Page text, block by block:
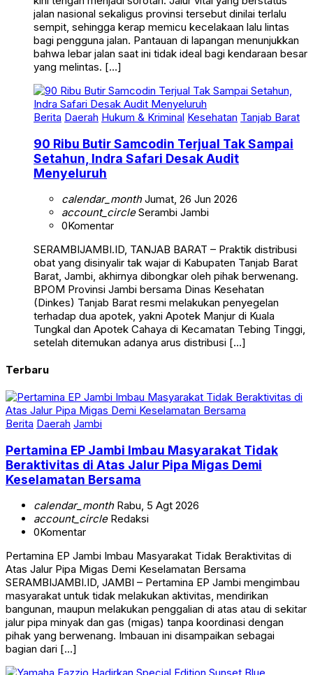
jalan nasional sekaligus provinsi tersebut dinilai terlalu
sempit, sehingga kerap memicu kecelakaan lalu lintas
bagi pengguna jalan. Pantauan di lapangan menunjukkan
bahwa lebar jalan saat ini tidak ideal bagi kendaraan besar
yang melintas. […]
Berita Daerah Hukum & Kriminal Kesehatan Tanjab Barat
90 Ribu Butir Samcodin Terjual Tak Sampai
Setahun, Indra Safari Desak Audit
Menyeluruh
calendar_monthJumat, 26 Jun 2026
account_circleSerambi Jambi
0Komentar
SERAMBIJAMBI.ID, TANJAB BARAT – Praktik distribusi
obat yang disinyalir tak wajar di Kabupaten Tanjab Barat
Barat, Jambi, akhirnya dibongkar oleh pihak berwenang.
BPOM Provinsi Jambi bersama Dinas Kesehatan
(Dinkes) Tanjab Barat resmi melakukan penyegelan
terhadap dua apotek, yakni Apotek Manjur di Kuala
Tungkal dan Apotek Cahaya di Kecamatan Tebing Tinggi,
setelah ditemukan adanya arus distribusi […]
Terbaru
Berita Daerah Jambi
Pertamina EP Jambi Imbau Masyarakat Tidak
Beraktivitas di Atas Jalur Pipa Migas Demi
Keselamatan Bersama
calendar_monthRabu, 5 Agt 2026
account_circleRedaksi
0Komentar
Pertamina EP Jambi Imbau Masyarakat Tidak Beraktivitas di
Atas Jalur Pipa Migas Demi Keselamatan Bersama
SERAMBIJAMBI.ID, JAMBI – Pertamina EP Jambi mengimbau
masyarakat untuk tidak melakukan aktivitas, mendirikan
bangunan, maupun melakukan penggalian di atas atau di sekitar
jalur pipa minyak dan gas (migas) tanpa koordinasi dengan
pihak yang berwenang. Imbauan ini disampaikan sebagai
bagian dari […]